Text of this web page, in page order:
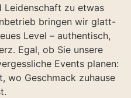
Leidenschaft zu etwas
bringen wir glatt-
Level – authentisch,
Egal, ob Sie unsere
Events planen:
wo Geschmack zuhause